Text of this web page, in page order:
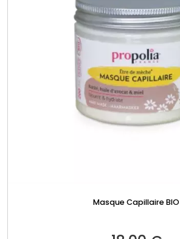
Masque Capillaire BIO